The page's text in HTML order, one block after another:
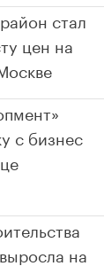
стал
цен на
с бизнес
на